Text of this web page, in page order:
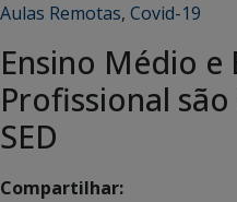
Aulas Remotas, Covid-19
Ensino Médio e
Profissional
SED
Compartilhar: